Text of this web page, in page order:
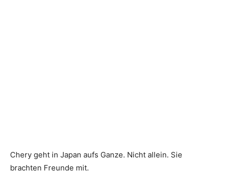
Chery geht in Japan aufs Ganze. Nicht allein. Sie
brachten Freunde mit.